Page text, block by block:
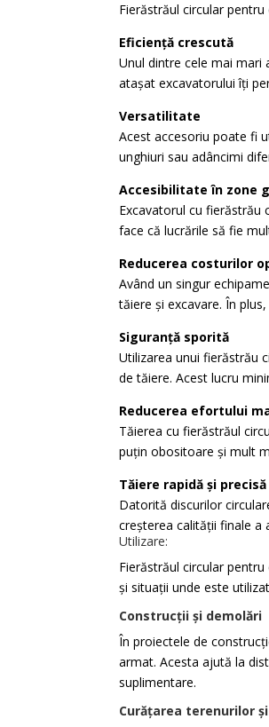
Fierăstrăul circular
Eficiență crescută
Unul dintre cele mai
atașat excavatorului îți
Versatilitate
Acest accesoriu poate fi
unghiuri sau adâncimi
Accesibilitate în zone
Excavatorul cu fierăstrău
face că lucrările să fie
Reducerea costurilor
Având un singur
tăiere și excavare. În
Siguranță sporită
Utilizarea unui fierăstrău
de tăiere. Acest lucru
Reducerea efortului
Tăierea cu fierăstrăul
puțin obositoare și mult
Tăiere rapidă și precisă
Datorită discurilor
creșterea calității finale a
Utilizare:
Fierăstrăul circular
și situații unde este
Construcții și demolări
În proiectele de
armat. Acesta ajută la
suplimentare.
Curățarea terenurilor